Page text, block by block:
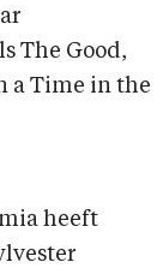
The Good,
a Time in the
heeft